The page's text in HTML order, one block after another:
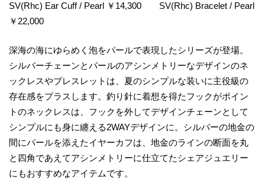
SV(Rhc) Ear Cuff / Pearl ￥14,300 SV(Rhc) Bracelet / Pearl
￥22,000
深海の海にゆらめく泡をパールで表現したシリーズが登場。
シルバーチェーンとパールのアシンメトリーなデザインのネ
ックレスやブレスレットは、夏のシンプルな装いに主役級の
存在感をプラスします。釣り針に着想を得たフックがポイン
トのネックレスは、フックを外してデザインチェーンとして
シンプルにも身に纏える2WAYデザインに。シルバーの地金の
間にパールを添えたイヤーカフは、地金のラインの断面を丸
と四角であえてアシンメトリーに仕立てたシェアジュエリー
にもおすすめなアイテムです。